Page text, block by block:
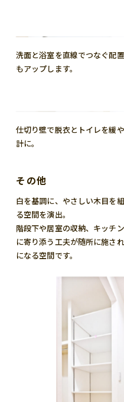
洗面と浴室を直線でつなぐ配
もアップします。
仕切り壁で脱衣とトイレを緩
計に。
その他
白を基調に、やさしい木目を
る空間を演出。
階段下や居室の収納、キッチ
に寄り添う工夫が随所に施さ
になる空間です。